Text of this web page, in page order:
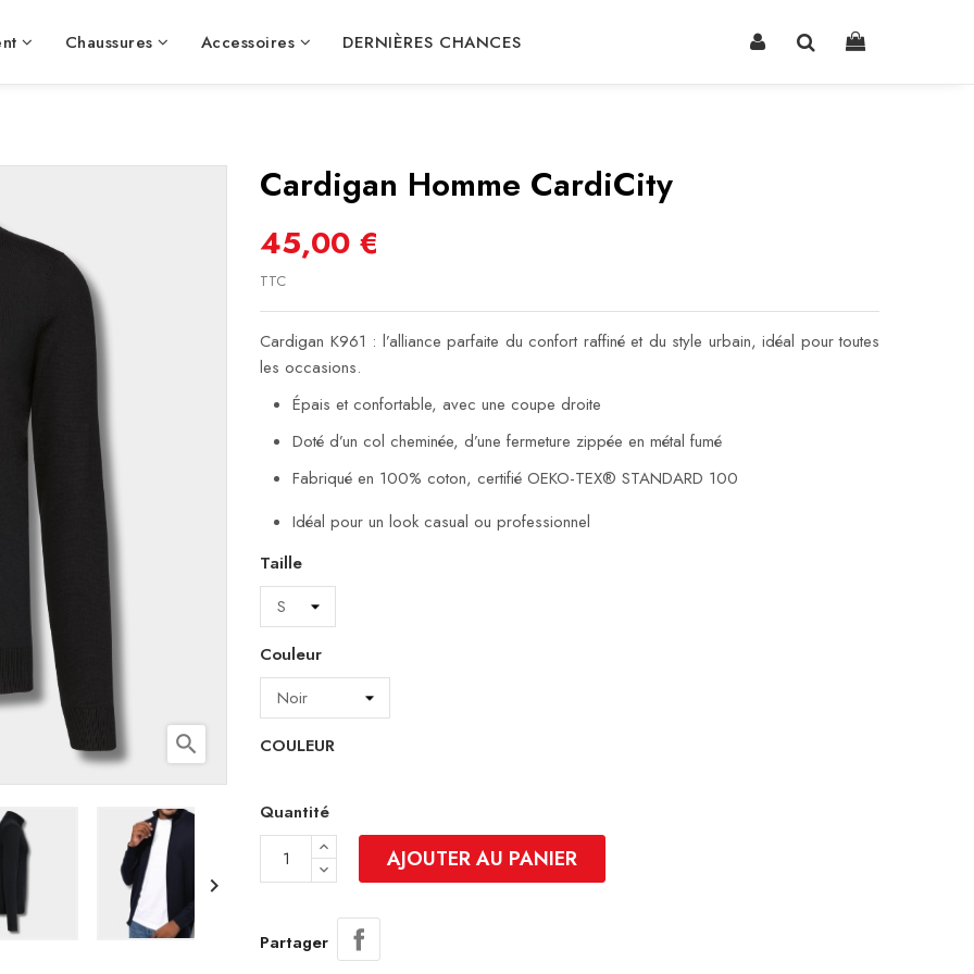
Chaussures Accessoires DERNIÈRES CHANCES
search

Cardigan Homme CardiCity
45,00 €
TTC
Cardigan K961 : l’alliance parfaite du confort raffiné et du style urbain, idéal pour toutes
les occasions.
Épais et confortable, avec une coupe droite
Doté d’un col cheminée, d’une fermeture zippée en métal fumé
Fabriqué en 100% coton, certifié OEKO-TEX® STANDARD 100
Idéal pour un look casual ou professionnel
Taille
Couleur
COULEUR
Quantité
AJOUTER AU PANIER
Partager